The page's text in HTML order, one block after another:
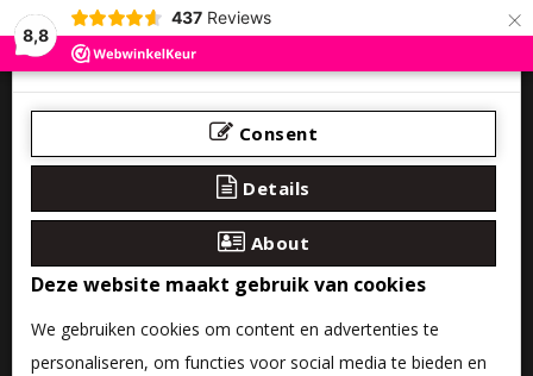
8,8
437 Reviews ×
Consent
Details
About
Deze website maakt gebruik van cookies
We gebruiken cookies om content en advertenties te
personaliseren, om functies voor social media te bieden en